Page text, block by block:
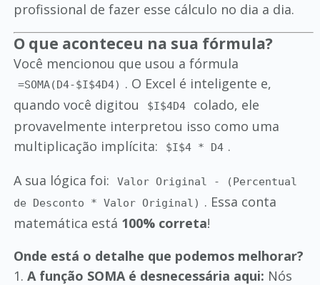
profissional de fazer esse cálculo no dia a dia.
O que aconteceu na sua fórmula?
Você mencionou que usou a fórmula
=SOMA(D4-$I$4D4) . O Excel é inteligente e,
quando você digitou
$I$4D4
colado, ele
provavelmente interpretou isso como uma
multiplicação implícita:
$I$4 * D4 .
A sua lógica foi:
Valor Original - (Percentual
de Desconto * Valor Original) . Essa conta
matemática está 100% correta!
Onde está o detalhe que podemos melhorar?
1. A função SOMA é desnecessária aqui: Nós